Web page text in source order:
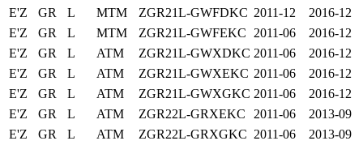
E'Z
GR L MTM ZGR21L-GWFDKC 2011-12
2016-12
E'Z
GR L MTM ZGR21L-GWFEKC 2011-06
2016-12
E'Z
GR L ATM ZGR21L-GWXDKC 2011-06
2016-12
E'Z
GR L ATM ZGR21L-GWXEKC 2011-06
2016-12
E'Z
GR L ATM ZGR21L-GWXGKC 2011-06
2016-12
E'Z
GR L ATM ZGR22L-GRXEKC 2011-06
2013-09
E'Z
GR L ATM ZGR22L-GRXGKC 2011-06 2013-09